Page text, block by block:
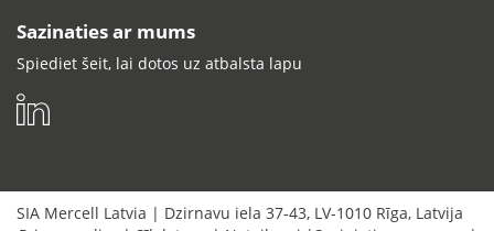
Sazinaties ar mums
Spiediet šeit, lai dotos uz atbalsta lapu
SIA Mercell Latvia | Dzirnavu iela 37-43, LV-1010 Rīga, Latvija